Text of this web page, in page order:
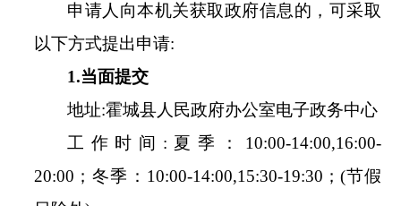
申请人向本机关获取政府信息的，可采取
以下方式提出申请:
1.当面提交
地址:霍城县人民政府办公室电子政务中心
工作时间 : 夏季： 10:00-14:00,16:00-
20:00；冬季： 10:00-14:00,15:30-19:30； (节假